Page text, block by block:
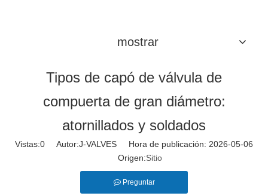
mostrar
Tipos de capó de válvula de
compuerta de gran diámetro:
atornillados y soldados
Vistas:0 Autor:J-VALVES Hora de publicación: 2026-05-06
Origen:Sitio
Preguntar